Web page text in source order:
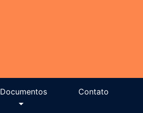
Documentos Contato